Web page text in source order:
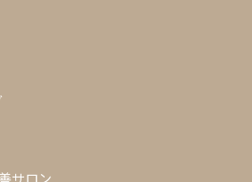
サロン